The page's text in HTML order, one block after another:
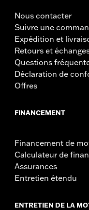
Nous contacter
Suivre une
Expédition et
Retours et
Questions
Déclaration de
Offres
FINANCEMENT
Financement de
Calculateur de
Assurances
Entretien étendu
ENTRETIEN DE LA